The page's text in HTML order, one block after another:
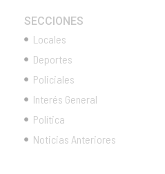
SECCIONES
Locales
Deportes
Policiales
Interés General
Política
Noticias Anteriores